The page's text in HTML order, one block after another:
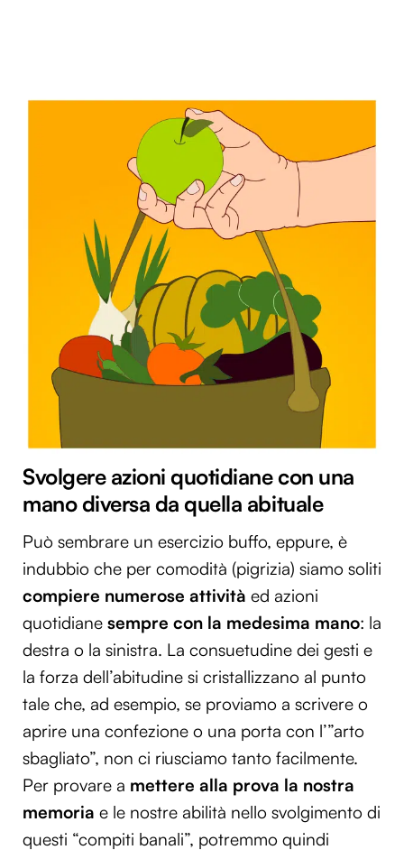
Svolgere azioni quotidiane con una
mano diversa da quella abituale
Può sembrare un esercizio buffo, eppure, è
indubbio che per comodità (pigrizia) siamo soliti
compiere numerose attività ed azioni
quotidiane sempre con la medesima mano: la
destra o la sinistra. La consuetudine dei gesti e
la forza dell’abitudine si cristallizzano al punto
tale che, ad esempio, se proviamo a scrivere o
aprire una confezione o una porta con l’”arto
sbagliato”, non ci riusciamo tanto facilmente.
Per provare a mettere alla prova la nostra
memoria e le nostre abilità nello svolgimento di
questi “compiti banali”, potremmo quindi